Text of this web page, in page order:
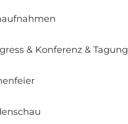
& Konferenz & Tagung